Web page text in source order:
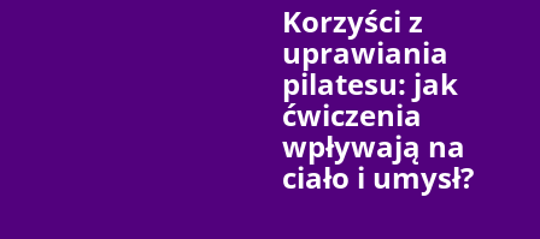
Korzyści z
uprawiania
pilatesu: jak
ćwiczenia
wpływają na
ciało i umysł?